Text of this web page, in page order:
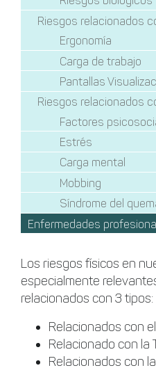
Riesgos relacionados
Ergonomía
Carga de trabajo
Pantallas
Riesgos relacionados
Factores
Estrés
Carga mental
Mobbing
Síndrome del
Enfermedades
Los riesgos físicos en
especialmente
relacionados con 3 tipos:
Relacionados con
Relacionado con la
Relacionados con